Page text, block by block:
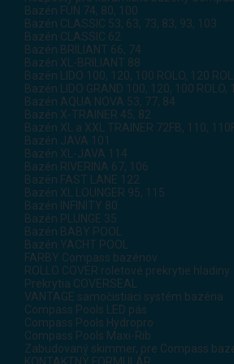
Bazén FUN 74, 80, 100
Bazén CLASSIC 53, 63, 73, 83, 93, 103
Bazén CLASSIC 62
Bazén BRILIANT 66, 74
Bazén XL-BRILIANT 88
Bazén LIDO 100, 120, 100 ROLO, 120
Bazén LIDO GRAND 100, 120, 100 ROLO,
Bazén AQUA NOVA 53, 77, 84
Bazén X-TRAINER 45, 82
Bazén XL a XXL TRAINER 72FB, 110,
Bazén JAVA 101
Bazén XL-JAVA 114
Bazén RIVERINA 67, 106
Bazén FAST LANE 122
Bazén XL LOUNGER 95, 115
Bazén INFINITY 80
Bazén PLUNGE 35
Bazén BABY POOL
Bazén YACHT POOL
FARBY Compass bazénov
ROLLO COVER roletové prekrytie hladiny
Prekrytia COVERSEAL
VANTAGE samočistiaci systém bazéna
Compass Pools LED pás
Compass Pools Hydropro
Compass Pools Maxi-Rib
Zabudovaný skimmer, pre Compass
KONTAKTNÝ FORMULÁR